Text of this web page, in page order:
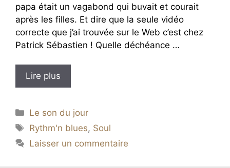
papa était un vagabond qui buvait et courait
après les filles. Et dire que la seule vidéo
correcte que j’ai trouvée sur le Web c’est chez
Patrick Sébastien ! Quelle déchéance …
Lire plus
Catégories
Le son du jour
Étiquettes
Rythm'n blues, Soul
Laisser un commentaire